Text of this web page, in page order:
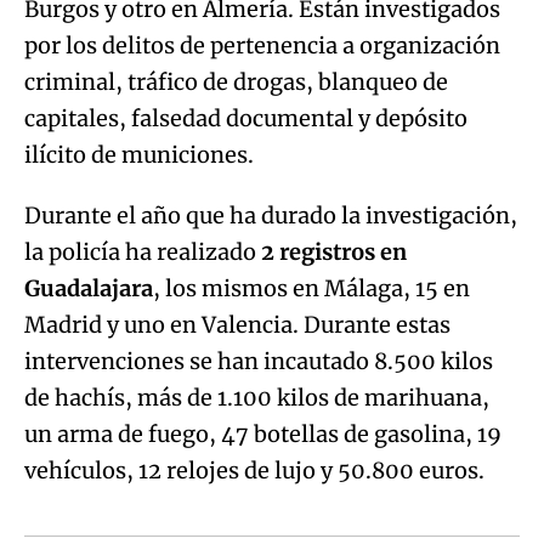
Burgos y otro en Almería. Están investigados
por los delitos de pertenencia a organización
criminal, tráfico de drogas, blanqueo de
capitales, falsedad documental y depósito
ilícito de municiones.
Durante el año que ha durado la investigación,
la policía ha realizado 2 registros en
Guadalajara, los mismos en Málaga, 15 en
Madrid y uno en Valencia. Durante estas
intervenciones se han incautado 8.500 kilos
de hachís, más de 1.100 kilos de marihuana,
un arma de fuego, 47 botellas de gasolina, 19
vehículos, 12 relojes de lujo y 50.800 euros.